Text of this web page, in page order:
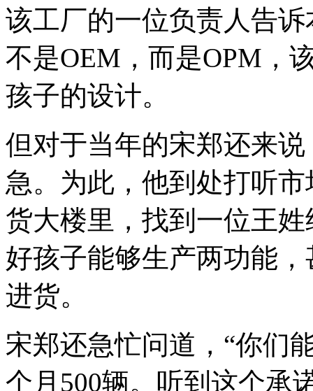
该工厂的一位负责人告
不是OEM，而是OPM，
孩子的设计。
但对于当年的宋郑还来
急。 为此，他到处打听
货大楼里，找到一位王
好孩子能够生产两功能
进货。
宋郑还急忙问道，“你们
个月500辆。听到这个承